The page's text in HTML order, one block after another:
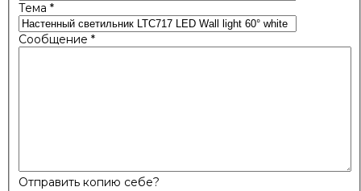
Тема *
Сообщение *
Отправить копию себе?